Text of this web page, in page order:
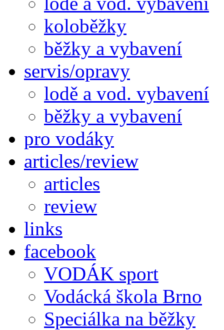
koloběžky
běžky a vybavení
servis/opravy
lodě a vod. vybavení
běžky a vybavení
pro vodáky
articles/review
articles
review
links
facebook
VODÁK sport
Vodácká škola Brno
Speciálka na běžky